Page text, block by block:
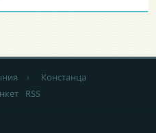
›
Констанца
RSS